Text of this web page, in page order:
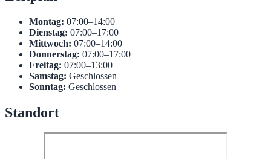
Montag: 07:00–14:00
Dienstag: 07:00–17:00
Mittwoch: 07:00–14:00
Donnerstag: 07:00–17:00
Freitag: 07:00–13:00
Samstag: Geschlossen
Sonntag: Geschlossen
Standort